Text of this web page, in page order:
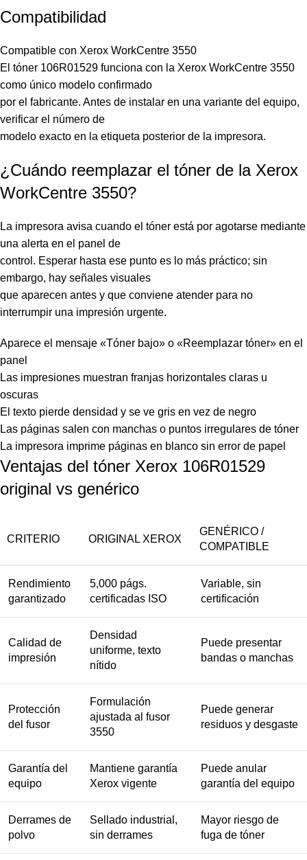
Compatibilidad
Compatible con Xerox WorkCentre 3550
El tóner 106R01529 funciona con la Xerox WorkCentre 3550
como único modelo confirmado
por el fabricante. Antes de instalar en una variante del equipo,
verificar el número de
modelo exacto en la etiqueta posterior de la impresora.
¿Cuándo reemplazar el tóner de la Xerox
WorkCentre 3550?
La impresora avisa cuando el tóner está por agotarse mediante
una alerta en el panel de
control. Esperar hasta ese punto es lo más práctico; sin
embargo, hay señales visuales
que aparecen antes y que conviene atender para no
interrumpir una impresión urgente.
Aparece el mensaje «Tóner bajo» o «Reemplazar tóner» en el
panel
Las impresiones muestran franjas horizontales claras u
oscuras
El texto pierde densidad y se ve gris en vez de negro
Las páginas salen con manchas o puntos irregulares de tóner
La impresora imprime páginas en blanco sin error de papel
Ventajas del tóner Xerox 106R01529
original vs genérico
CRITERIO ORIGINAL XEROX
GENÉRICO /
COMPATIBLE
Rendimiento
garantizado
5,000 págs.
certificadas ISO
Variable, sin
certificación
Calidad de
impresión
Densidad
uniforme, texto
nítido
Puede presentar
bandas o manchas
Protección
del fusor
Formulación
ajustada al fusor
3550
Puede generar
residuos y desgaste
Garantía del
equipo
Mantiene garantía
Xerox vigente
Puede anular
garantía del equipo
Derrames de
polvo
Sellado industrial,
sin derrames
Mayor riesgo de
fuga de tóner